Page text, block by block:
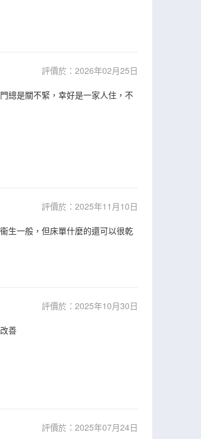
評價於：2026年02月25日
總是關不緊，幸好是一家人住，不
評價於：2025年11月10日
生一般，但床單什麼的還可以很乾
評價於：2025年10月30日
善
評價於：2025年07月24日